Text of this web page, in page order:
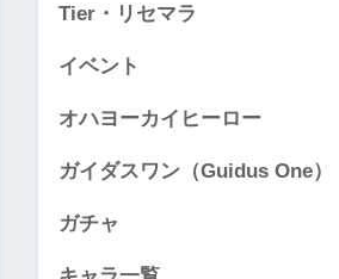
Tier・リセマラ
イベント
オハヨーカイヒーロー
ガイダスワン（Guidus One）
ガチャ